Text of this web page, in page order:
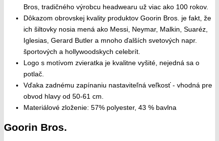
Bros, tradičného výrobcu headwearu už viac ako 100 rokov.
Dôkazom obrovskej kvality produktov Goorin Bros. je fakt, že
ich šiltovky nosia mená ako Messi, Neymar, Malkin, Suaréz,
Iglesias, Gerard Butler a mnoho ďalších svetových napr.
športových a hollywoodskych celebrít.
Logo s motívom zvieratka je kvalitne vyšité, nejedná sa o
potlač.
Vďaka zadnému zapínaniu nastaviteľná veľkosť - vhodná pre
obvod hlavy od 50-61 cm.
Materiálové zloženie: 57% polyester, 43 % bavlna
Goorin Bros.